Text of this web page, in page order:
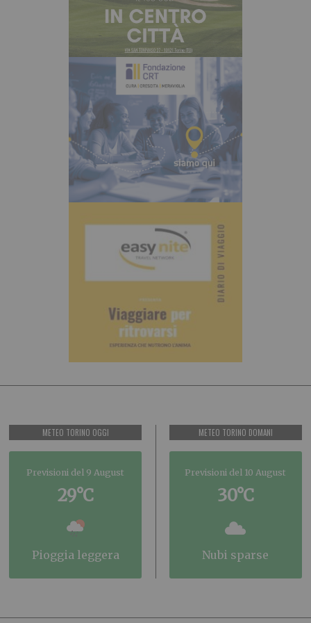
METEO TORINO OGGI
Previsioni del 9 August
29°C
pioggia leggera
METEO TORINO DOMANI
Previsioni del 10 August
30°C
nubi sparse